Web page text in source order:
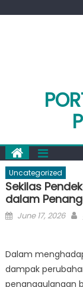
Uncategorized
Sekilas
dalam
Posted
June 17, 2026
Dalam
dampak
penanggulangan